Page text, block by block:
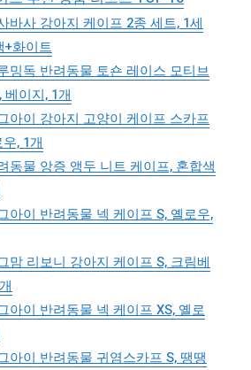
바사 강아지 케이프 2종 세트, 1세
+화이트
밍독 반려동물 토숀 레이스 모티브
베이지, 1개
아이 강아지 고양이 케이프 스카프
, 1개
동물 앙증 앵두 니트 케이프, 혼합색
아이 반려동물 넥 케이프 S, 옐로우,
맘 리보니 강아지 케이프 S, 크림베
아이 반려동물 넥 케이프 XS, 옐로
아이 반려동물 귀염스카프 S, 땡땡